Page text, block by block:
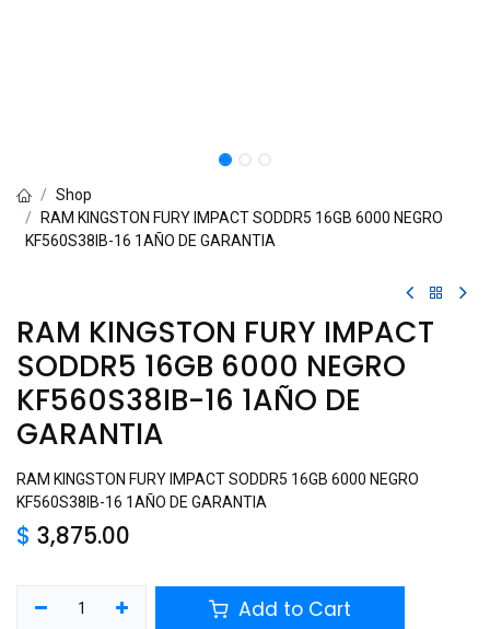
Shop
RAM KINGSTON FURY IMPACT SODDR5 16GB 6000 NEGRO
KF560S38IB-16 1AÑO DE GARANTIA
RAM KINGSTON FURY IMPACT
SODDR5 16GB 6000 NEGRO
KF560S38IB-16 1AÑO DE
GARANTIA
RAM KINGSTON FURY IMPACT SODDR5 16GB 6000 NEGRO
KF560S38IB-16 1AÑO DE GARANTIA
$ 3,875.00
Add to Cart